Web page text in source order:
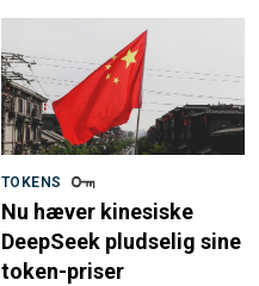
TOKENS
Nu hæver kinesiske
DeepSeek pludselig sine
token-priser